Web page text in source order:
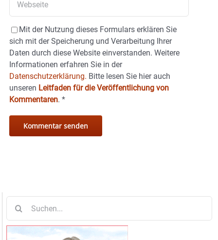
Mit der Nutzung dieses Formulars erklären Sie
sich mit der Speicherung und Verarbeitung Ihrer
Daten durch diese Website einverstanden. Weitere
Informationen erfahren Sie in der
Datenschutzerklärung. Bitte lesen Sie hier auch
unseren Leitfaden für die Veröffentlichung von
Kommentaren. *
nach: